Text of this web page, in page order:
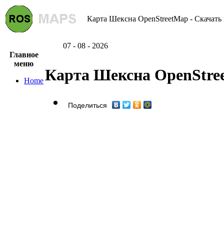
Карта Шексна OpenStreetMap - Скачать
07 - 08 - 2026
Главное
меню
HomeКарта Шексна
Поделиться